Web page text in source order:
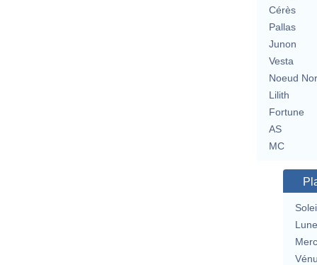
Cérès
Pallas
Junon
Vesta
Noeud
Lilith
Fortune
AS
MC
Lune